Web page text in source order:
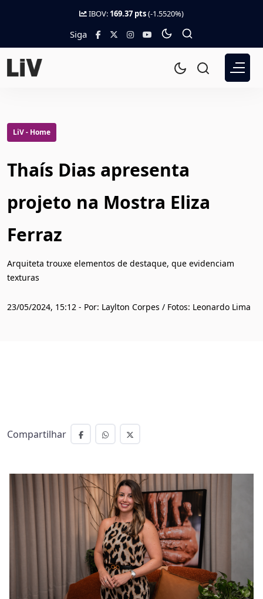
IBOV: 169.37 pts(-1.5520%)
Siga
LiV - Home
Thaís Dias apresenta
projeto na Mostra Eliza
Ferraz
Arquiteta trouxe elementos de destaque, que evidenciam
texturas
23/05/2024, 15:12 - Por: Laylton Corpes / Fotos: Leonardo Lima
Compartilhar